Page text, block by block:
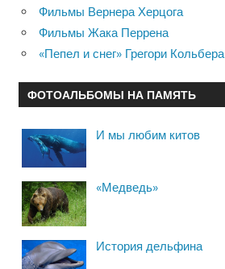
Фильмы Вернера Херцога
Фильмы Жака Перрена
«Пепел и снег» Грегори Кольбера
ФОТОАЛЬБОМЫ НА ПАМЯТЬ
И мы любим китов
«Медведь»
История дельфина